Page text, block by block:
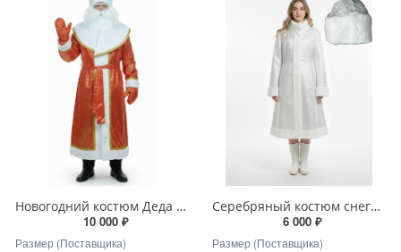
Новогодний костюм Деда Мороза
10 000 ₽
Размер (Поставщика)
Серебряный костюм снегурочки
6 000 ₽
Размер (Поставщика)